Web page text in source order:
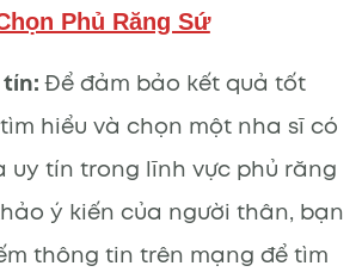
Phủ Răng Sứ
tín:Để đảm bảo kết quả tốt
hiểu và chọn một nha sĩ có
uy tín trong lĩnh vực phủ răng
ý kiến của người thân, bạn
thông tin trên mạng để tìm